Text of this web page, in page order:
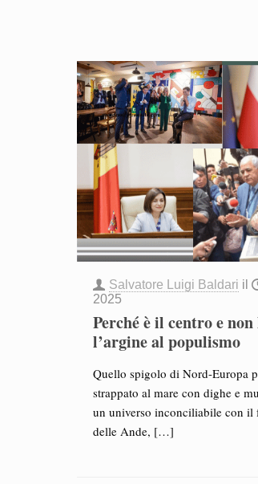
Salvatore Luigi Baldari il
2025
Perché è il centro e
l’argine al populismo
Quello spigolo di Nord-Europa
strappato al mare con dighe e
un universo inconciliabile con il
delle Ande, […]